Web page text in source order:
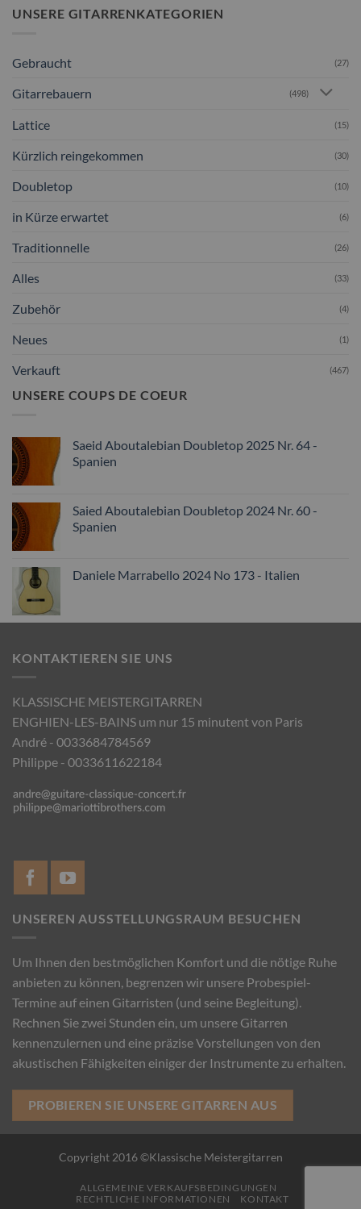
UNSERE GITARRENKATEGORIEN
Gebraucht (27)
Gitarrebauern (498)
Lattice (15)
Kürzlich reingekommen (30)
Doubletop (10)
in Kürze erwartet (6)
Traditionnelle (26)
Alles (33)
Zubehör (4)
Neues (1)
Verkauft (467)
UNSERE COUPS DE COEUR
Saeid Aboutalebian Doubletop 2025 Nr. 64 -
Spanien
Saied Aboutalebian Doubletop 2024 Nr. 60 -
Spanien
Daniele Marrabello 2024 No 173 - Italien
KONTAKTIEREN SIE UNS
KLASSISCHE MEISTERGITARREN
ENGHIEN-LES-BAINS um nur 15 minutent von Paris
André - 0033684784569
Philippe - 0033611622184
UNSEREN AUSSTELLUNGSRAUM BESUCHEN
Um Ihnen den bestmöglichen Komfort und die nötige Ruhe
anbieten zu können, begrenzen wir unsere Probespiel-
Termine auf einen Gitarristen (und seine Begleitung).
Rechnen Sie zwei Stunden ein, um unsere Gitarren
kennenzulernen und eine präzise Vorstellungen von den
akustischen Fähigkeiten einiger der Instrumente zu erhalten.
PROBIEREN SIE UNSERE GITARREN AUS
Copyright 2016 ©Klassische Meistergitarren
ALLGEMEINE VERKAUFSBEDINGUNGEN
RECHTLICHE INFORMATIONEN
KONTAKT